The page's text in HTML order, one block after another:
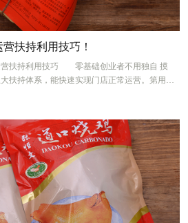
扶持利用技巧！
扶持利用技巧 零基础创业者不用独自 摸
扶持体系，能快速实现门店正常运营。第用好
与门店设计扶持，总部人员实地勘测商圈，
方案，统一品牌红色视觉包装，降低装修设计成
优化，提升进店吸引力。第三统一物料供货，
袋、节日礼盒批量供应，价格更低，品牌形象
营销扶持，新店开业总部定制引流活动，推
新赠卤味；中秋、春节礼品季提供团购策划方
地推获客。第五依托区域经营保护，划定专属
牌恶意竞争。 日常运营中主动和运营讲师沟